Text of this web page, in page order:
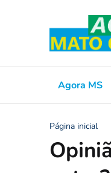
Agora MS
Página inicial